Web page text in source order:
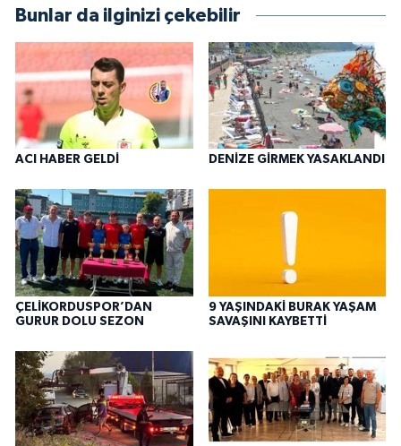
Bunlar da ilginizi çekebilir
ACI HABER GELDİ DENİZE GİRMEK YASAKLANDI
ÇELİKORDUSPOR’DAN
GURUR DOLU SEZON
9 YAŞINDAKİ BURAK YAŞAM
SAVAŞINI KAYBETTİ